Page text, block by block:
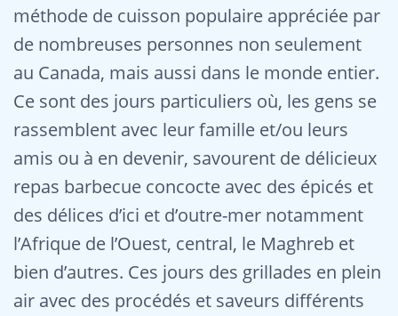
méthode de cuisson populaire appréciée par
de nombreuses personnes non seulement
au Canada, mais aussi dans le monde entier.
Ce sont des jours particuliers où, les gens se
rassemblent avec leur famille et/ou leurs
amis ou à en devenir, savourent de délicieux
repas barbecue concocte avec des épicés et
des délices d’ici et d’outre-mer notamment
l’Afrique de l’Ouest, central, le Maghreb et
bien d’autres. Ces jours des grillades en plein
air avec des procédés et saveurs différents